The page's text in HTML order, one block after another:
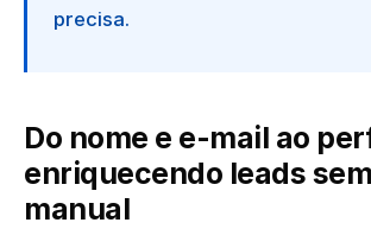
precisa.
Do nome e e-mail ao
enriquecendo leads
manual